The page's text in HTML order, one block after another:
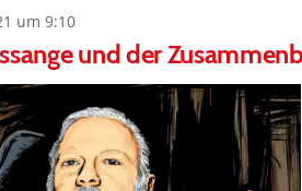
um 9:10
und der